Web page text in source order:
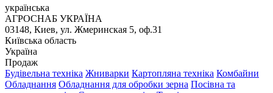
українська
АГРОСНАБ УКРАЇНА
03148, Киев, ул. Жмеринская 5, оф.31
Київська область
Україна
Продаж
Будівельна техніка Жниварки Картопляна техніка Комбайни
Обладнання Обладнання для обробки зерна Посівна та